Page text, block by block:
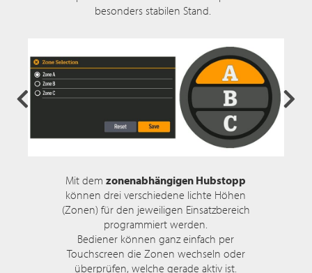
besonders stabilen Stand.
Mit demzonenabhängigen Hubstopp
können drei verschiedene lichte Höhen
(Zonen) für den jeweiligen Einsatzbereich
programmiert werden.
Bediener können ganz einfach per
Touchscreen die Zonen wechseln oder
überprüfen, welche gerade aktiv ist.